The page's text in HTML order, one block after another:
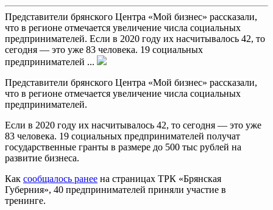
Представители брянского Центра «Мой бизнес» рассказали,
что в регионе отмечается увеличение числа социальных
предпринимателей. Если в 2020 году их насчитывалось 42, то
сегодня — это уже 83 человека. 19 социальных
предпринимателей ...
Представители брянского Центра «Мой бизнес» рассказали,
что в регионе отмечается увеличение числа социальных
предпринимателей.
Если в 2020 году их насчитывалось 42, то сегодня — это уже
83 человека. 19 социальных предпринимателей получат
государственные гранты в размере до 500 тыс рублей на
развитие бизнеса.
Как сообщалось ранее на страницах ТРК «Брянская
Губерния», 40 предпринимателей приняли участие в
тренинге.